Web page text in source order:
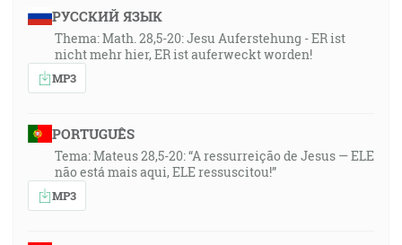
РУССКИЙ ЯЗЫК
Thema: Math. 28,5-20: Jesu Auferstehung - ER ist
nicht mehr hier, ER ist auferweckt worden!
MP3
PORTUGUÊS
Tema: Mateus 28,5-20: “A ressurreição de Jesus — ELE
não está mais aqui, ELE ressuscitou!”
MP3